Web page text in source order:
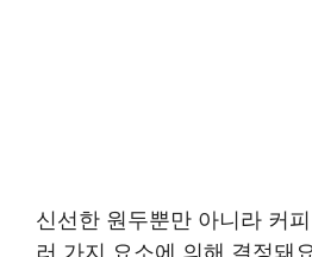
신선한 원두뿐만 아니라 커
러 가지 요소에 의해 결정돼